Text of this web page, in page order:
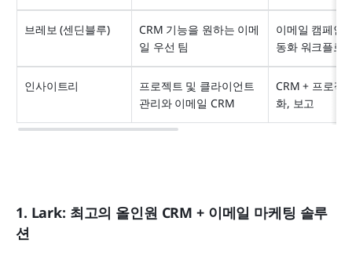
브레보 (센딘블루)
CRM 기능을 원하는 이메
일 우선 팀
이메일 캠페인,
동화 워크플로,
인사이트리
프로젝트 및 클라이언트
관리와 이메일 CRM
CRM + 프로젝
화, 보고
1. Lark: 최고의 올인원 CRM + 이메일 마케팅 솔루
션